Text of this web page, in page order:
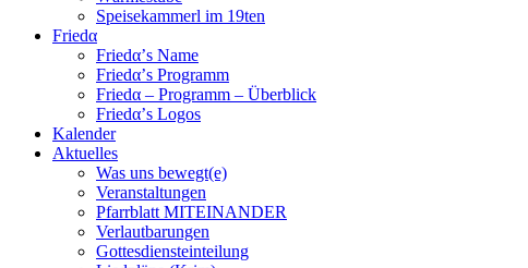
Speisekammerl im 19ten
Friedα
Friedα’s Name
Friedα’s Programm
Friedα – Programm – Überblick
Friedα’s Logos
Kalender
Aktuelles
Was uns bewegt(e)
Veranstaltungen
Pfarrblatt MITEINANDER
Verlautbarungen
Gottesdiensteinteilung